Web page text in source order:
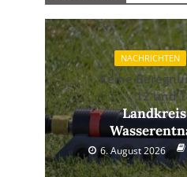
NACHRICHTEN
Keine
12 und
6. August 2026